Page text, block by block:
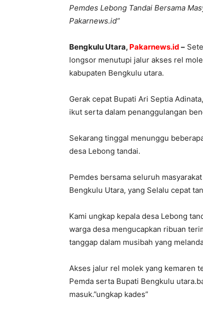
Pemdes Lebong Tandai Bersama
Pakarnews.id”
Bengkulu Utara, Pakarnews.id –
longsor menutupi jalur akses rel
kabupaten Bengkulu utara.
Gerak cepat Bupati Ari Septia
ikut serta dalam penanggulangan
Sekarang tinggal menunggu
desa Lebong tandai.
Pemdes bersama seluruh
Bengkulu Utara, yang Selalu cepat
Kami ungkap kepala desa Lebong
warga desa mengucapkan ribuan
tanggap dalam musibah yang
Akses jalur rel molek yang kemaren
Pemda serta Bupati Bengkulu
masuk.”ungkap kades”